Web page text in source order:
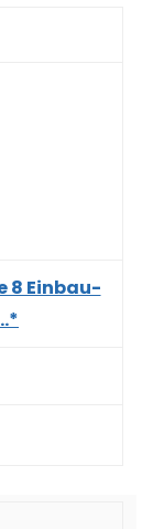
8 Einbau-